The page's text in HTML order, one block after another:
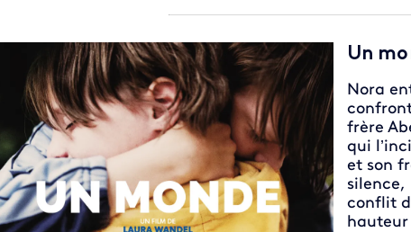
Un
Nora
frère
qui
et son
silence,
conflit
hauteur